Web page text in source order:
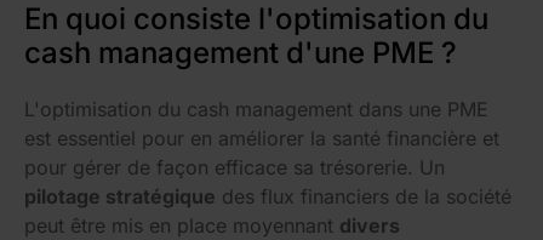
En quoi consiste l'optimisation du
cash management d'une PME ?
L'optimisation du cash management dans une PME
est essentiel pour en améliorer la santé financière et
pour gérer de façon efficace sa trésorerie. Un
pilotage stratégique des flux financiers de la société
peut être mis en place moyennant divers